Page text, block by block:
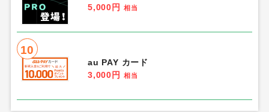
5,000円
相当
10
au PAY カード
3,000円
相当